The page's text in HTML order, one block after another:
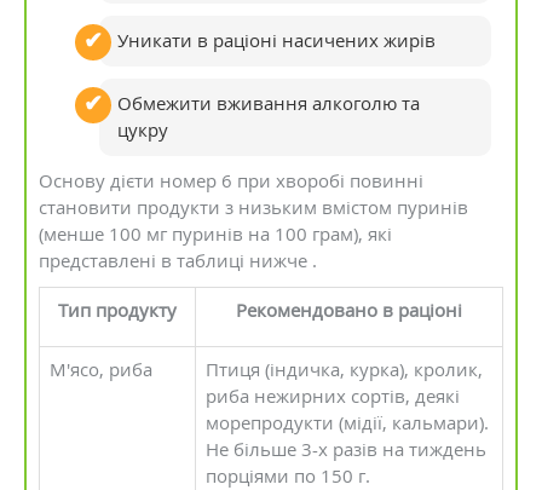
Уникати в раціоні насичених жирів
Обмежити вживання алкоголю та
цукру
Основу дієти номер 6 при хворобі повинні
становити продукти з низьким вмістом пуринів
(менше 100 мг пуринів на 100 грам), які
представлені в таблиці нижче .
Тип продукту
Рекомендовано в раціоні
М'ясо, риба
Птиця (індичка, курка), кролик,
риба нежирних сортів, деякі
морепродукти (мідії, кальмари).
Не більше 3-х разів на тиждень
порціями по 150 г.